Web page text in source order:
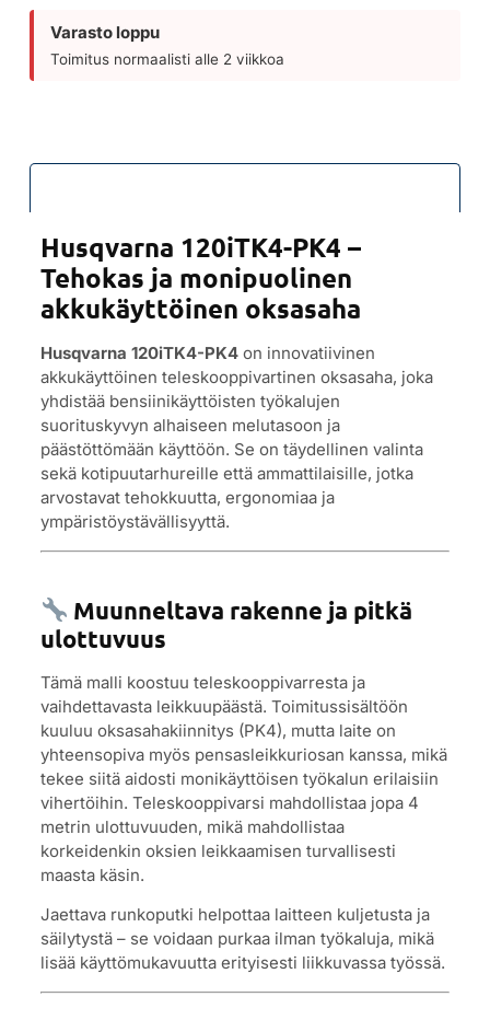
Varasto loppu
Toimitus normaalisti alle 2 viikkoa
Husqvarna 120iTK4-PK4 –
Tehokas ja monipuolinen
akkukäyttöinen oksasaha
Husqvarna 120iTK4-PK4 on innovatiivinen
akkukäyttöinen teleskooppivartinen oksasaha, joka
yhdistää bensiinikäyttöisten työkalujen
suorituskyvyn alhaiseen melutasoon ja
päästöttömään käyttöön. Se on täydellinen valinta
sekä kotipuutarhureille että ammattilaisille, jotka
arvostavat tehokkuutta, ergonomiaa ja
ympäristöystävällisyyttä.
Muunneltava rakenne ja pitkä
ulottuvuus
Tämä malli koostuu teleskooppivarresta ja
vaihdettavasta leikkuupäästä. Toimitussisältöön
kuuluu oksasahakiinnitys (PK4), mutta laite on
yhteensopiva myös pensasleikkuriosan kanssa, mikä
tekee siitä aidosti monikäyttöisen työkalun erilaisiin
vihertöihin. Teleskooppivarsi mahdollistaa jopa 4
metrin ulottuvuuden, mikä mahdollistaa
korkeidenkin oksien leikkaamisen turvallisesti
maasta käsin.
Jaettava runkoputki helpottaa laitteen kuljetusta ja
säilytystä – se voidaan purkaa ilman työkaluja, mikä
lisää käyttömukavuutta erityisesti liikkuvassa työssä.